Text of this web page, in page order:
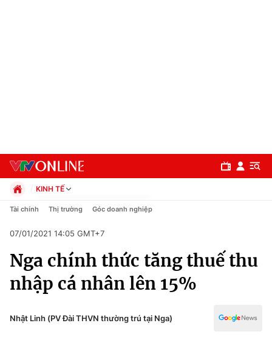
Chuyên mục
Chính trị
KINH TẾ
Chính trị
Pháp luật
Kinh tế
Thể thao
Truyền hình
Y tế
Tài chính Thị trường Góc doanh nghiệp
07/01/2021 14:05 GMT+7
Nga chính thức tăng thuế thu
nhập cá nhân lên 15%
Nhật Linh (PV Đài THVN thường trú tại Nga)